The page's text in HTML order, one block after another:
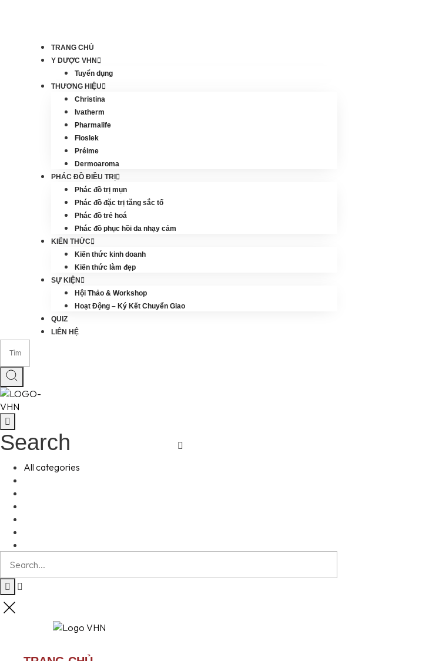
TRANG CHỦ
Y DƯỢC VHN
Tuyển dụng
THƯƠNG HIỆU
Christina
Ivatherm
Pharmalife
Floslek
Préime
Dermoaroma
PHÁC ĐỒ ĐIỀU TRỊ
Phác đồ trị mụn
Phác đồ đặc trị tăng sắc tố
Phác đồ trẻ hoá
Phác đồ phục hồi da nhạy cảm
KIẾN THỨC
Kiến thức kinh doanh
Kiến thức làm đẹp
SỰ KIỆN
Hội Thảo & Workshop
Hoạt Động – Ký Kết Chuyển Giao
QUIZ
LIÊN HỆ
Search
All categories